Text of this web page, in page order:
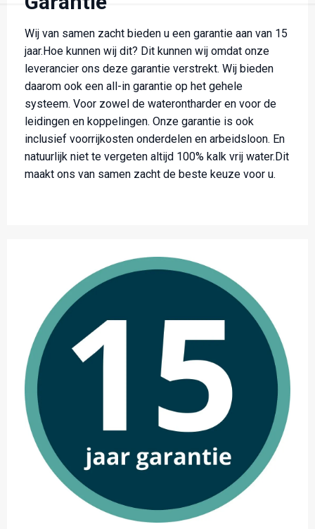
Wij van samen zacht bieden u een garantie aan van 15
jaar.Hoe kunnen wij dit? Dit kunnen wij omdat onze
leverancier ons deze garantie verstrekt. Wij bieden
daarom ook een all-in garantie op het gehele
systeem. Voor zowel de waterontharder en voor de
leidingen en koppelingen. Onze garantie is ook
inclusief voorrijkosten onderdelen en arbeidsloon. En
natuurlijk niet te vergeten altijd 100% kalk vrij water.Dit
maakt ons van samen zacht de beste keuze voor u.